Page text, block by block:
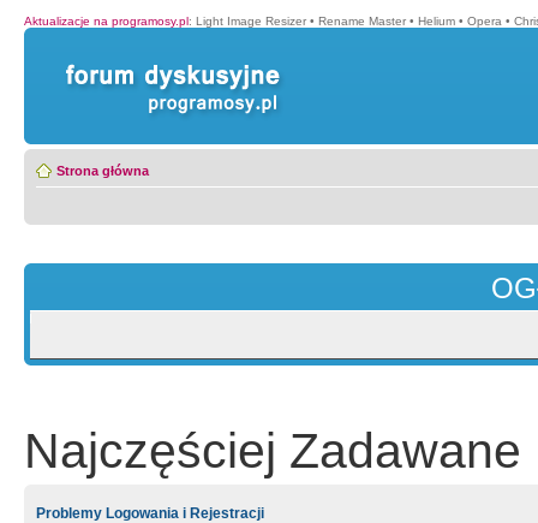
Aktualizacje na programosy.pl: Light Image Resizer • Rename Master • Helium • Opera •
Strona główna
Najczęściej Zadawane
Problemy Logowania i Rejestracji